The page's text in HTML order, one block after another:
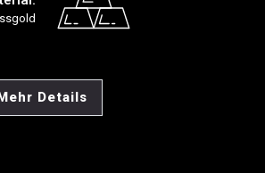
Mehr Details